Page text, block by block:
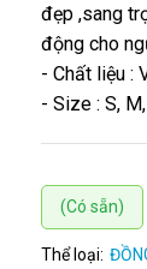
đẹp ,sang
động cho
- Chất liệu :
- Size : S,
(Có sẵn)
Thể loại: